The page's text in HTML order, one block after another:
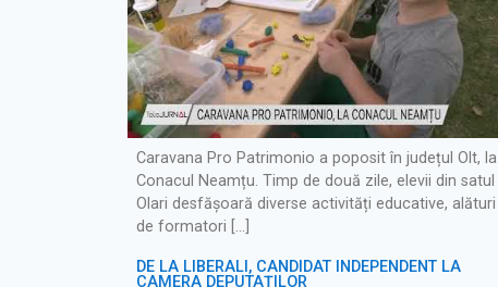
Caravana Pro Patrimonio a poposit în județul Olt, la
Conacul Neamțu. Timp de două zile, elevii din satul
Olari desfășoară diverse activități educative, alături
de formatori […]
DE LA LIBERALI, CANDIDAT INDEPENDENT LA
CAMERA DEPUTAȚILOR